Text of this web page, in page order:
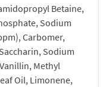
Betaine,
Sodium
Carbomer,
Sodium
Methyl
Oil, Limonene,